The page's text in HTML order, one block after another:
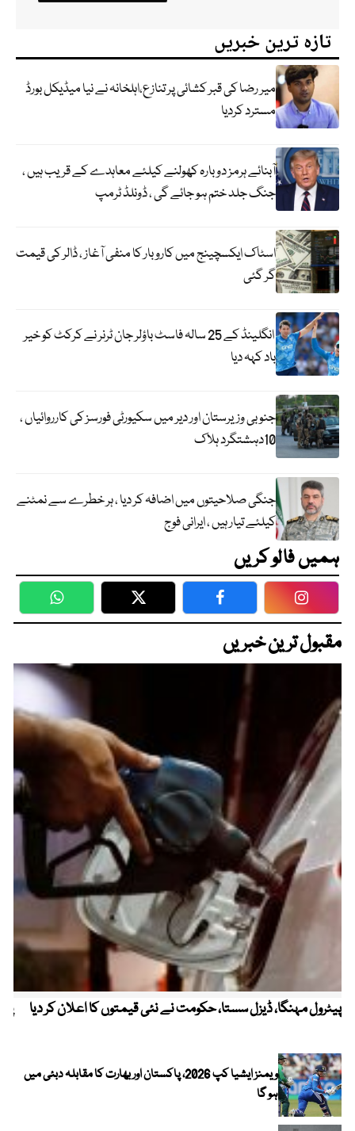
تازہ ترین خبریں
میر رضا کی قبر کشائی پر تنازع،اہلخانہ نے نیا میڈیکل بورڈ
مسترد کردیا
آبنائے ہرمز دوبارہ کھولنے کیلئے معاہدے کے قریب ہیں ،
جنگ جلد ختم ہو جائے گی ، ڈونلڈ ٹرمپ
اسٹاک ایکسچینج میں کاروبار کا منفی آغاز ، ڈالر کی قیمت
گر گئی
انگلینڈ کے 25 سالہ فاسٹ باؤلر جان ٹرنر نے کرکٹ کو خیر
باد کہہ دیا
جنوبی وزیرستان اور دیر میں سکیورٹی فورسز کی کارروائیاں ،
10دہشتگرد ہلاک
جنگی صلاحیتوں میں اضافہ کر دیا ، ہر خطرے سے نمٹنے
کیلئے تیار ہیں ، ایرانی فوج
ہمیں فالو کریں
WhatsApp Twitter Facebook
مقبول ترین خبریں
پیٹرول مہنگا، ڈیزل سستا، حکومت نے نئی قیمتوں کا اعلان کر دیا
ویمنز ایشیا کپ 2026، پاکستان اور بھارت کا مقابلہ دبئی میں
ہو گا